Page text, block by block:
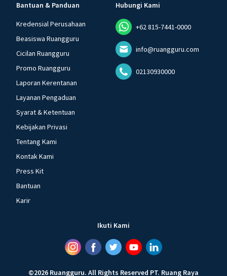
Bantuan & Panduan
Kredensial Perusahaan
Beasiswa Ruangguru
Cicilan Ruangguru
Promo Ruangguru
Laporan Kerentanan
Layanan Pengaduan
Syarat & Ketentuan
Kebijakan Privasi
Tentang Kami
Kontak Kami
Press Kit
Bantuan
Karir
Hubungi Kami
+62 815-7441-0000
info@ruangguru.com
02130930000
Ikuti Kami
©2026 Ruangguru. All Rights Reserved PT. Ruang Raya